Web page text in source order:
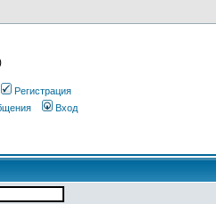
Регистрация
Вход